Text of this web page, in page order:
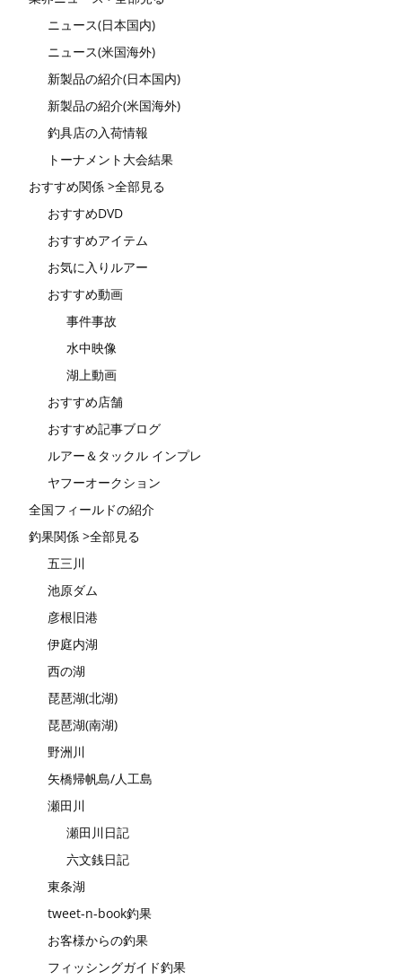
ニュース(日本国内)
ニュース(米国海外)
新製品の紹介(日本国内)
新製品の紹介(米国海外)
釣具店の入荷情報
トーナメント大会結果
おすすめ関係 >全部見る
おすすめDVD
おすすめアイテム
お気に入りルアー
おすすめ動画
事件事故
水中映像
湖上動画
おすすめ店舗
おすすめ記事ブログ
ルアー＆タックル インプレ
ヤフーオークション
全国フィールドの紹介
釣果関係 >全部見る
五三川
池原ダム
彦根旧港
伊庭内湖
西の湖
琵琶湖(北湖)
琵琶湖(南湖)
野洲川
矢橋帰帆島/人工島
瀬田川
瀬田川日記
六文銭日記
東条湖
tweet-n-book釣果
お客様からの釣果
フィッシングガイド釣果